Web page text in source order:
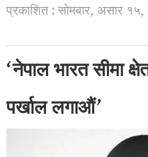
प्रकाशित : सोमबार, असार
‘नेपाल भारत सीमा
पर्खाल लगाऔं’